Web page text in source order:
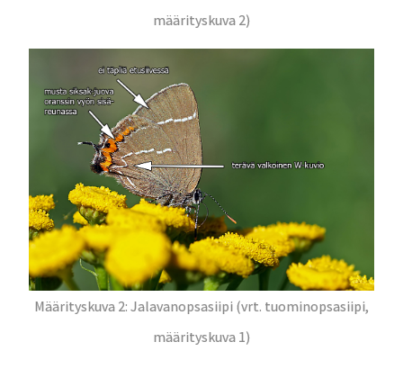
määrityskuva 2)
Määrityskuva 2: Jalavanopsasiipi (vrt. tuominopsasiipi,
määrityskuva 1)